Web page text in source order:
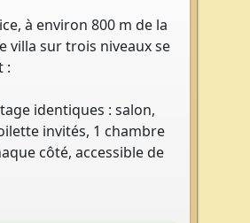
à environ 800 m de la
villa sur trois niveaux se
:
identiques : salon,
invités, 1 chambre
côté, accessible de